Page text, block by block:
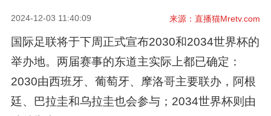
2024-12-03 11:40:09 来源：直播猫Mretv.com
国际足联将于下周正式宣布2030和2034世界杯的
举办地。两届赛事的东道主实际上都已确定：
2030由西班牙、葡萄牙、摩洛哥主要联办，阿根
廷、巴拉圭和乌拉圭也会参与；2034世界杯则由